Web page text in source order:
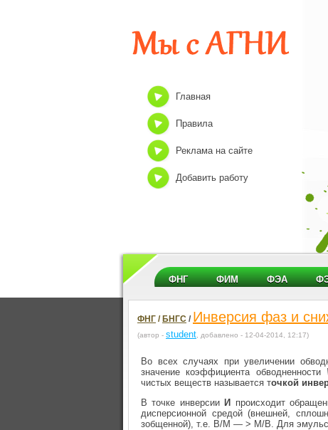
Главная
Правила
Реклама на сайте
Добавить работу
ФНГ ФИМ ФЭА
ФНГ / БНГС / Инверсия фаз и
(автор - student , добавлено - 12-04-2014, 12:17)
Во всех случаях при увеличении
значение коэффициента обводненности
чистых веществ называется точкой
В точке инверсии И
происходит
дисперсионной средой (внешней,
зобщенной), т.е. В/М — > М/В. Для